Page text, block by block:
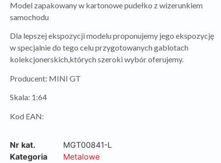
Model zapakowany w kartonowe pudełko z wizerunkiem
samochodu
Dla lepszej ekspozycji modelu proponujemy jego ekspozycję
w specjalnie do tego celu przygotowanych gablotach
kolekcjonerskich,których szeroki wybór oferujemy.
Producent: MINI GT
Skala: 1:64
Kod EAN:
Nr kat.
MGT00841-L
Kategoria
Metalowe